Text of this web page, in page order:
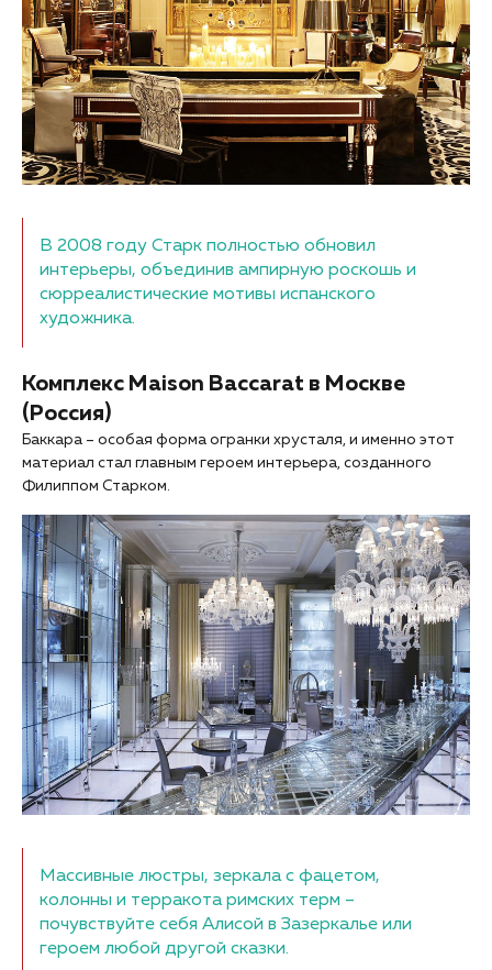
В 2008 году Старк полностью обновил
интерьеры, объединив ампирную роскошь и
сюрреалистические мотивы испанского
художника.
Комплекс Maison Baccarat в Москве
(Россия)
Баккара – особая форма огранки хрусталя, и именно этот
материал стал главным героем интерьера, созданного
Филиппом Старком.
Массивные люстры, зеркала с фацетом,
колонны и терракота римских терм –
почувствуйте себя Алисой в Зазеркалье или
героем любой другой сказки.